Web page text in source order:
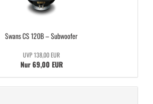
Swans CS 120B – Sub­woo­fer
UVP 138,00 EUR
Nur 69,00 EUR